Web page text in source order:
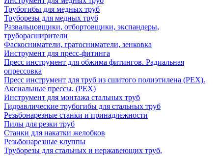
Трубогибы для медных труб
Труборезы для медных труб
Развальцовщики, отбортовщики, экспандеры,
труборасширители
Фаскосниматели, гратосниматели, зенковка
Инструмент для пресс-фитинга
Пресс инструмент для обжима фитингов. Радиальная
опрессовка
Пресс инструмент для труб из сшитого полиэтилена (PEX).
Аксиальные прессы. (PEX)
Инструмент для монтажа стальных труб
Гидравлические трубогибы для стальных труб
Резьбонарезные станки и принадлежности
Пилы для резки труб
Станки для накатки желобков
Резьбонарезные клуппы
Труборезы для стальных и нержавеющих труб,